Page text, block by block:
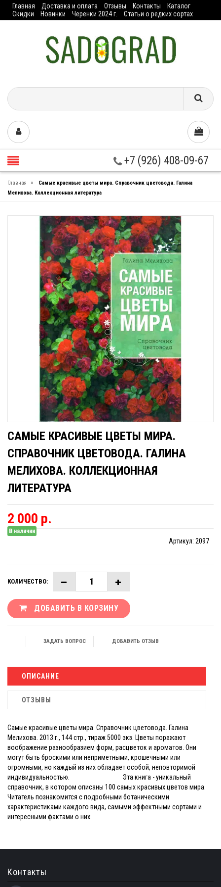
Главная Доставка и оплата Отзывы Контакты
Каталог
Скидки
Новинки Черенки 2024 г. Статьи о редких сортах
+7 (926) 408-09-67
Главная »
Самые красивые цветы мира. Справочник цветовода. Галина
Мелихова. Коллекционная литература
САМЫЕ КРАСИВЫЕ ЦВЕТЫ МИРА.
СПРАВОЧНИК ЦВЕТОВОДА. ГАЛИНА
МЕЛИХОВА. КОЛЛЕКЦИОННАЯ
ЛИТЕРАТУРА
2 000 р.
В наличии
Артикул: 2097
КОЛИЧЕСТВО:
ДОБАВИТЬ В КОРЗИНУ
ЗАДАТЬ ВОПРОС ДОБАВИТЬ ОТЗЫВ
ОПИСАНИЕ
ОТЗЫВЫ
Самые красивые цветы мира. Справочник цветовода. Галина
Мелихова. 2013 г., 144 стр., тираж 5000 экз. Цветы поражают
воображение разнообразием форм, расцветок и ароматов. Они
могут быть броскими или неприметными, крошечными или
огромными, но каждый из них обладает особой, неповторимой
индивидуальностью. Эта книга - уникальный
справочник, в котором описаны 100 самых красивых цветов мира.
Читатель познакомится с подробными ботаническими
характеристиками каждого вида, самыми эффектными сортами и
интересными фактами о них.
Контакты